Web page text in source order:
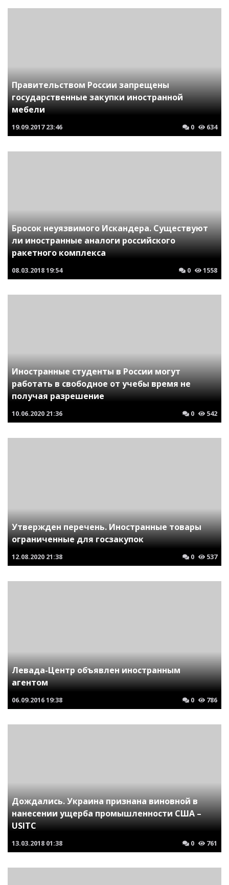
Правительством России запрещены
государственные закупки иностранной
мебели
19.09.2017 23:46 0 634
Бросок неуязвимого Искандера. Существуют
ли иностранные аналоги российского
ракетного комплекса
08.03.201819:54 0 1558
Иностранные студенты в России могут
работать в свободное от учебы время не
получая разрешение
10.06.2020 21:36 0 542
Утвержден перечень. Иностранные товары
ограниченные для госзакупок
12.08.2020 21:38 0 537
Левада-Центр объявлен иностранным
агентом
06.09.201619:38 0 786
Дождались. Украина признана виновной в
нанесении ущерба промышленности США –
USITC
13.03.2018 01:38 0 761